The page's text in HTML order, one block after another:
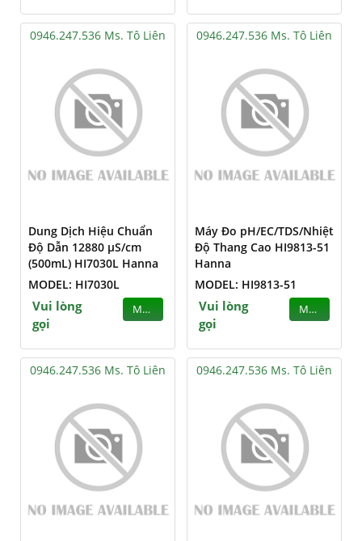
0946.247.536 Ms. Tô Liên
Dung Dịch Hiệu Chuẩn
Độ Dẫn 12880 µS/cm
(500mL) HI7030L Hanna
MODEL: HI7030L
Vui lòng
gọi
MUA
0946.247.536 Ms. Tô Liên
Máy Đo pH/EC/TDS/Nhiệt
Độ Thang Cao HI9813-51
Hanna
MODEL: HI9813-51
Vui lòng
gọi
MUA
0946.247.536 Ms. Tô Liên 0946.247.536 Ms. Tô Liên